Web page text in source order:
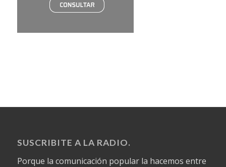
SUSCRIBITE A LA RADIO.
Porque la comunicación popular la hacemos entre